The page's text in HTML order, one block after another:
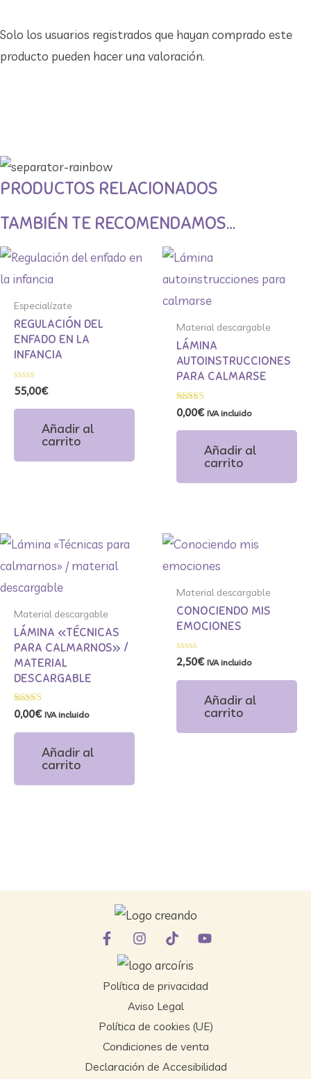
Solo los usuarios registrados que hayan comprado este
producto pueden hacer una valoración.
PRODUCTOS RELACIONADOS
TAMBIÉN TE RECOMENDAMOS…
Especialízate
REGULACIÓN DEL
ENFADO EN LA
INFANCIA
Valorado
con
0
55,00€
Añadir al
carrito
Material descargable
LÁMINA
AUTOINSTRUCCIONES
PARA CALMARSE
Valorado
con
5.00
0,00€ IVA incluido
Añadir al
carrito
Material descargable
LÁMINA «TÉCNICAS
PARA CALMARNOS» /
MATERIAL
DESCARGABLE
Valorado
con
5.00
0,00€ IVA incluido
Añadir al
carrito
Material descargable
CONOCIENDO MIS
EMOCIONES
Valorado
con
0
2,50€ IVA incluido
Añadir al
carrito
Política de privacidad
Aviso Legal
Política de cookies (UE)
Condiciones de venta
Declaración de Accesibilidad